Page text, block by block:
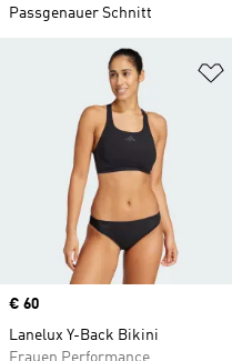
Passgenauer Schnitt
Price
€ 60
Lanelux Y-Back Bikini
Frauen Performance